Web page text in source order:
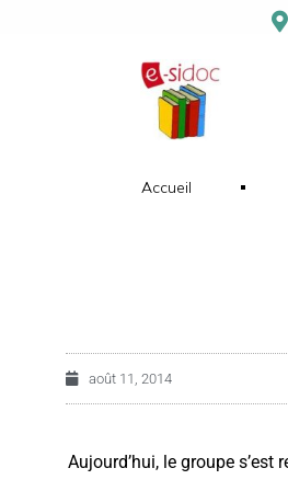
Accueil
août 11, 2014
Aujourd’hui, le groupe